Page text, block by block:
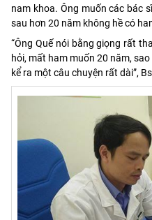
nam khoa. Ông muốn các bác
sau hơn 20 năm không hề có
“Ông Quế nói bằng giọng rất
hỏi, mất ham muốn 20 năm,
kể ra một câu chuyện rất dài”,